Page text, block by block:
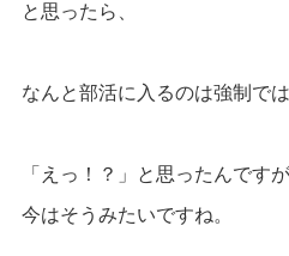
と思ったら、
なんと部活に入るのは強制で
「えっ！？」と思ったんですが
今はそうみたいですね。